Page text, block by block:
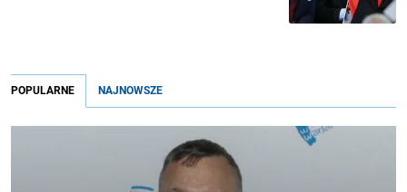
POPULARNE NAJNOWSZE